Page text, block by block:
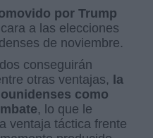
por Trump
a las elecciones
de noviembre.
conseguirán
otras ventajas,
la
como
, lo que le
ventaja táctica frente